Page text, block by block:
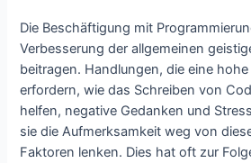
Die Beschäftigung mit
Verbesserung der allgemeinen
beitragen. Handlungen, die eine
erfordern, wie das Schreiben von
helfen, negative Gedanken und
sie die Aufmerksamkeit weg von
Faktoren lenken. Dies hat oft zur